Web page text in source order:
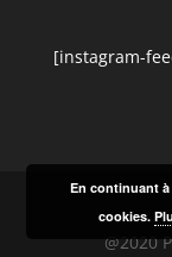
[instagram-
@2020
En continuant
cookies.